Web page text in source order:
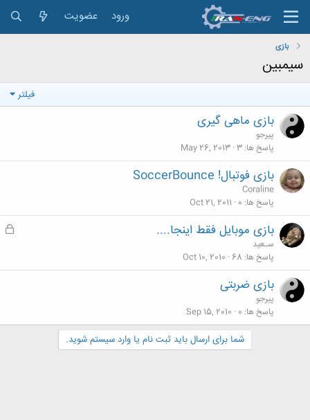
ورود عضویت
بازی
سیمبین
فیلتر
بازی ماهی گیری
پیرجو
پاسخ ها 3
May 26, 2013
بازی فوتبال! SoccerBounce
Coraline
پاسخ ها 0
Oct 21, 2011
ق
بازی موبایل فقط اینجا....
سـعید
پاسخ ها 68
Oct 10, 2010
بازی ضربتی
پیرجو
پاسخ ها 0
Sep 15, 2010
شما برای ارسال باید ثبت نام یا وارد سیستم شوید.